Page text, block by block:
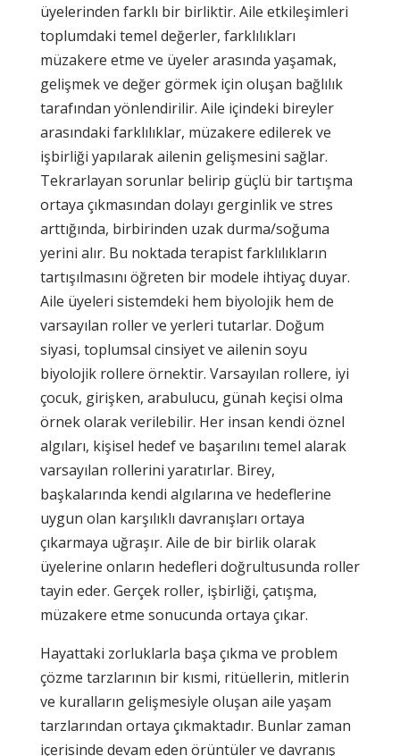
üyelerinden farklı bir birliktir. Aile etkileşimleri
toplumdaki temel değerler, farklılıkları
müzakere etme ve üyeler arasında yaşamak,
gelişmek ve değer görmek için oluşan bağlılık
tarafından yönlendirilir. Aile içindeki bireyler
arasındaki farklılıklar, müzakere edilerek ve
işbirliği yapılarak ailenin gelişmesini sağlar.
Tekrarlayan sorunlar belirip güçlü bir tartışma
ortaya çıkmasından dolayı gerginlik ve stres
arttığında, birbirinden uzak durma/soğuma
yerini alır. Bu noktada terapist farklılıkların
tartışılmasını öğreten bir modele ihtiyaç duyar.
Aile üyeleri sistemdeki hem biyolojik hem de
varsayılan roller ve yerleri tutarlar. Doğum
siyasi, toplumsal cinsiyet ve ailenin soyu
biyolojik rollere örnektir. Varsayılan rollere, iyi
çocuk, girişken, arabulucu, günah keçisi olma
örnek olarak verilebilir. Her insan kendi öznel
algıları, kişisel hedef ve başarılını temel alarak
varsayılan rollerini yaratırlar. Birey,
başkalarında kendi algılarına ve hedeflerine
uygun olan karşılıklı davranışları ortaya
çıkarmaya uğraşır. Aile de bir birlik olarak
üyelerine onların hedefleri doğrultusunda roller
tayin eder. Gerçek roller, işbirliği, çatışma,
müzakere etme sonucunda ortaya çıkar.
Hayattaki zorluklarla başa çıkma ve problem
çözme tarzlarının bir kısmi, ritüellerin, mitlerin
ve kuralların gelişmesiyle oluşan aile yaşam
tarzlarından ortaya çıkmaktadır. Bunlar zaman
içerisinde devam eden örüntüler ve davranış